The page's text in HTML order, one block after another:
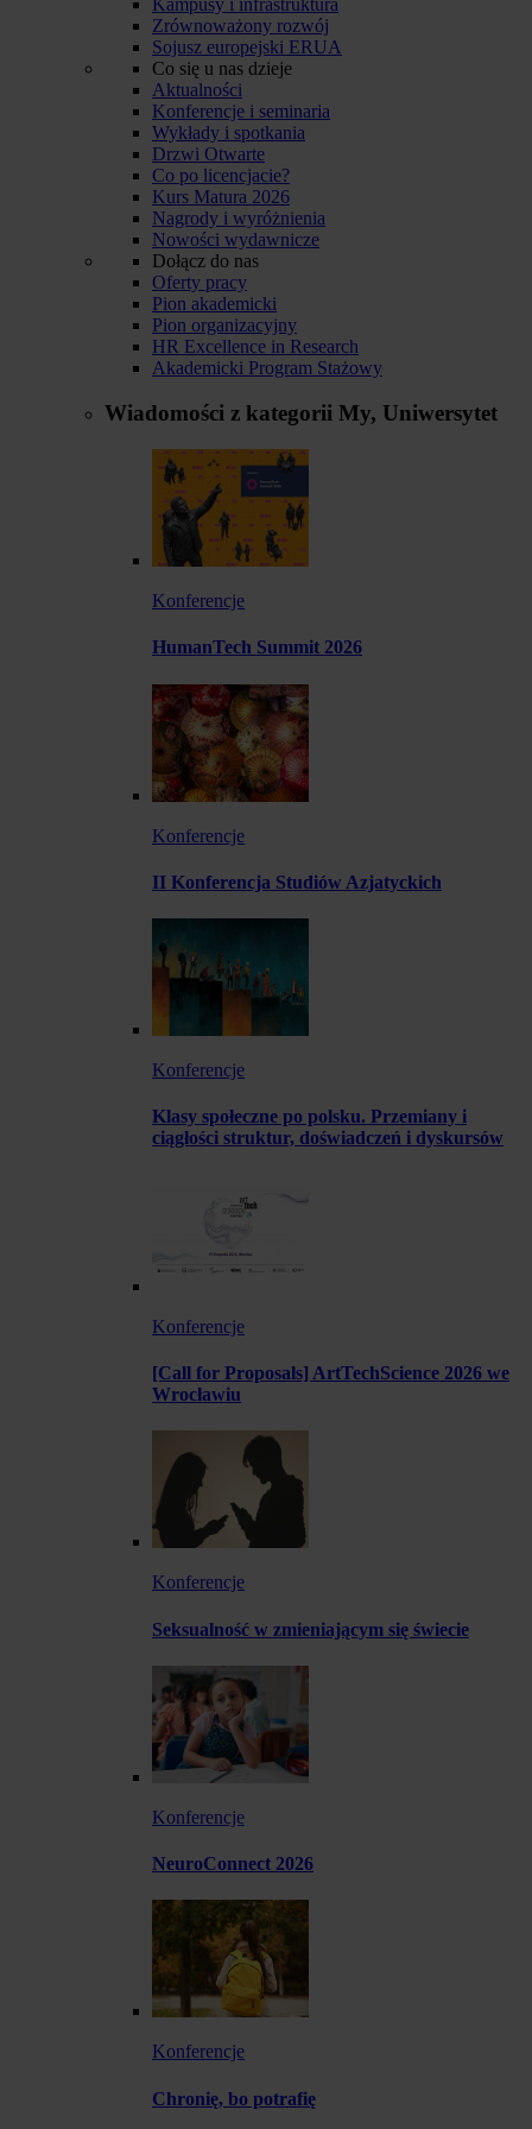
Zrównoważony rozwój
Sojusz europejski ERUA
Co się u nas dzieje
Aktualności
Konferencje i seminaria
Wykłady i spotkania
Drzwi Otwarte
Co po licencjacie?
Kurs Matura 2026
Nagrody i wyróżnienia
Nowości wydawnicze
Dołącz do nas
Oferty pracy
Pion akademicki
Pion organizacyjny
HR Excellence in Research
Akademicki Program Stażowy
Wiadomości z kategorii My, Uniwersytet
Konferencje
HumanTech Summit 2026
Konferencje
II Konferencja Studiów Azjatyckich
Konferencje
Klasy społeczne po polsku. Przemiany i
ciągłości struktur, doświadczeń i dyskursów
Konferencje
[Call for Proposals] ArtTechScience 2026 we
Wrocławiu
Konferencje
Seksualność w zmieniającym się świecie
Konferencje
NeuroConnect 2026
Konferencje
Chronię, bo potrafię